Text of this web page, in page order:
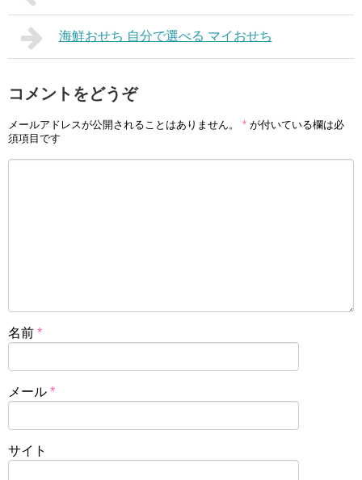
海鮮おせち 自分で選べる マイおせち
コメントをどうぞ
メールアドレスが公開されることはありません。 * が付いている欄は必
須項目です
名前 *
メール *
サイト